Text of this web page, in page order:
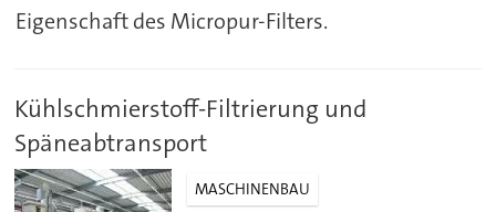
Eigenschaft des Micropur-Filters.
Kühlschmierstoff-Filtrierung und
Späneabtransport
MASCHINENBAU